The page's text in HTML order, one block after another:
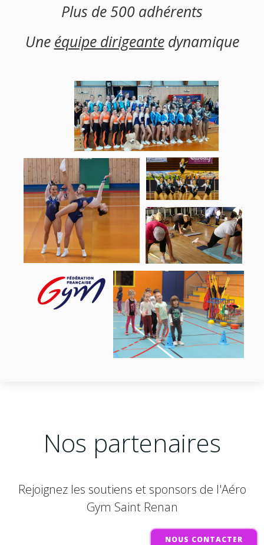
Plus de 500 adhérents
Une équipe dirigeantedynamique
Nos partenaires
Rejoignez les soutiens et sponsors de l'Aéro
Gym Saint Renan
NOUS CONTACTER